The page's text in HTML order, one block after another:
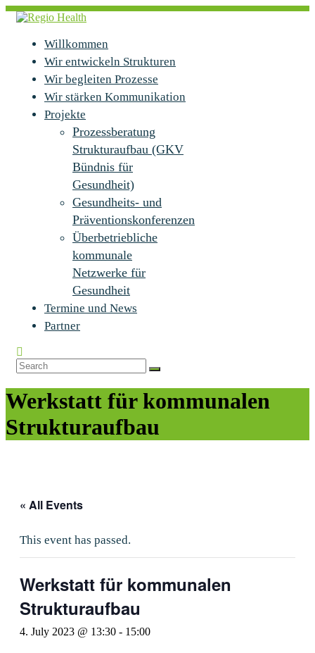
Skip
Regio
Health
RegioHealth
Kommune
Willkommen
Wir entwickeln Strukturen
Wir begleiten Prozesse
Wir stärken Kommunikation
Projekte
Prozessberatung
Strukturaufbau (GKV
Bündnis für
Gesundheit)
Gesundheits- und
Präventionskonferenzen
Überbetriebliche
kommunale
Netzwerke für
Gesundheit
Termine und News
Partner
Werkstatt für kommunalen
Strukturaufbau
« All Events
This event has passed.
Werkstatt für kommunalen
Strukturaufbau
4. July 2023 @ 13:30 - 15:00